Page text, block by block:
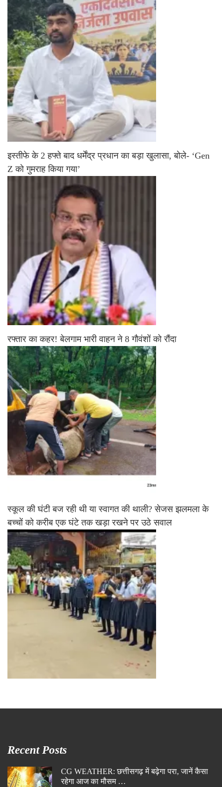
इस्तीफे के 2 हफ्ते बाद धर्मेंद्र प्रधान का बड़ा खुलासा, बोले- ‘Gen
Z को गुमराह किया गया’
रफ्तार का कहर! बेलगाम भारी वाहन ने 8 गौवंशों को रौंदा
स्कूल की घंटी बज रही थी या स्वागत की थाली? सेजस झलमला के
बच्चों को करीब एक घंटे तक खड़ा रखने पर उठे सवाल
Recent Posts
CG WEATHER: छत्तीसगढ़ में बढ़ेगा परा, जानें कैसा
रहेगा आज का मौसम …